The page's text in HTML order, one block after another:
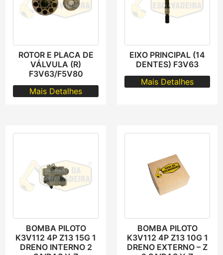
ROTOR E PLACA DE
VÁLVULA (R)
F3V63/F5V80
Mais Detalhes
EIXO PRINCIPAL (14
DENTES) F3V63
Mais Detalhes
BOMBA PILOTO
K3V112 4P Z13 15G 1
DRENO INTERNO 2
BOMBA PILOTO
K3V112 4P Z13 10G 1
DRENO EXTERNO – Z